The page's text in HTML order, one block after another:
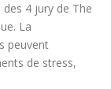
des 4 jury de The
La
peuvent
de stress,